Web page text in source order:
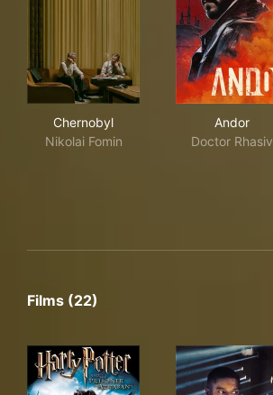
Chernobyl
Nikolai Fomin
Andor
Doctor Rhasiv
Films (22)